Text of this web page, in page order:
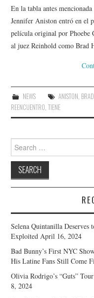
En la tabla antes
Jennifer Aniston entró en el
película original por Phoebe
al juez Reinhold como
NEWS ANISTON, BRAD
REENCUENTRO,TIENE
Search
for:
Selena Quintanilla
Exploited April 16, 2024
Bad Bunny’s First NYC
His Latine Fans Still Come
Olivia Rodrigo’s “Guts”
8, 2024